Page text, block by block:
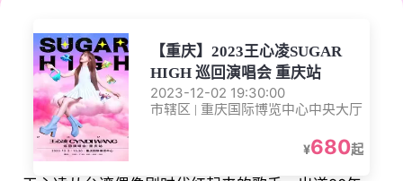
【重庆】2023王心凌SUGAR
HIGH 巡回演唱会 重庆站
2023-12-02 19:30:00
市辖区 | 重庆国际博览中心中央大厅
¥680起